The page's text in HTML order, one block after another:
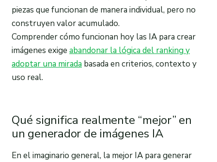
piezas que funcionan de manera individual, pero no
construyen valor acumulado.
Comprender cómo funcionan hoy las IA para crear
imágenes exige abandonar la lógica del ranking y
adoptar una mirada basada en criterios, contexto y
uso real.
Qué significa realmente “mejor” en
un generador de imágenes IA
En el imaginario general, la mejor IA para generar